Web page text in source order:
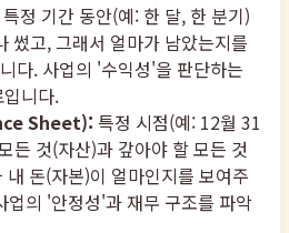
특정 기간 동안(예: 한 달, 한 분기)
썼고, 그래서 얼마가 남았는지를
다. 사업의 '수익성'을 판단하는
니다.
Sheet): 특정 시점(예: 12월 31
든 것(자산)과 갚아야 할 모든 것
내 돈(자본)이 얼마인지를 보여주
업의 '안정성'과 재무 구조를 파악